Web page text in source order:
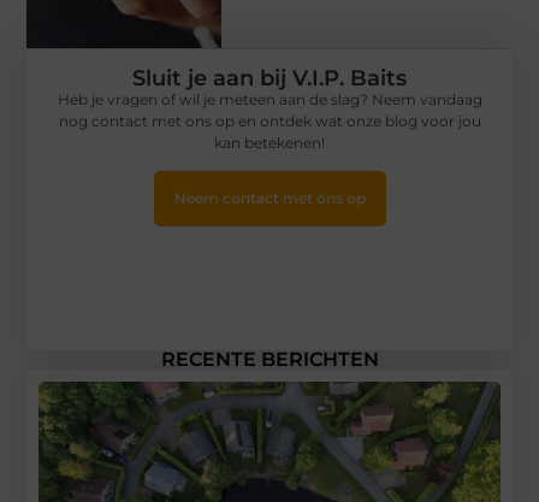
RECENTE BERICHTEN
Sluit je aan bij V.I.P. Baits
Heb je vragen of wil je meteen aan de slag? Neem vandaag
nog contact met ons op en ontdek wat onze blog voor jou
kan betekenen!
Neem contact met ons op